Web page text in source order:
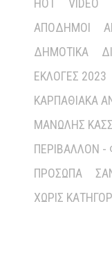
HOT VIDEO
ΑΠΌΔΗΜΟΙ
ΔΗΜΟΤΙΚΆ
ΕΚΛΟΓΈΣ 2023
ΚΑΡΠΑΘΙΑΚΆ
ΜΑΝΏΛΗΣ
ΠΕΡΙΒΆΛΛΟΝ -
ΠΡΌΣΩΠΑ
ΧΩΡΊΣ